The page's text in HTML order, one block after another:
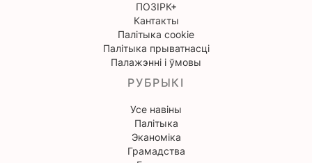
ПОЗІРК+
Кантакты
Палітыка cookie
Палітыка прыватнасці
Палажэнні і ўмовы
РУБРЫКІ
Усе навіны
Палітыка
Эканоміка
Грамадства